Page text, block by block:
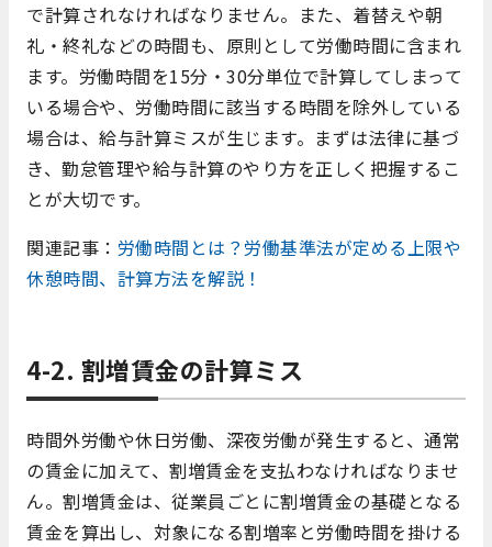
で計算されなければなりません。また、着替えや朝
礼・終礼などの時間も、原則として労働時間に含まれ
ます。労働時間を15分・30分単位で計算してしまって
いる場合や、労働時間に該当する時間を除外している
場合は、給与計算ミスが生じます。まずは法律に基づ
き、勤怠管理や給与計算のやり方を正しく把握するこ
とが大切です。
関連記事： 労働時間とは？労働基準法が定める上限や
休憩時間、計算方法を解説！
4-2. 割増賃金の計算ミス
時間外労働や休日労働、深夜労働が発生すると、通常
の賃金に加えて、割増賃金を支払わなければなりませ
ん。割増賃金は、従業員ごとに割増賃金の基礎となる
賃金を算出し、対象になる割増率と労働時間を掛ける